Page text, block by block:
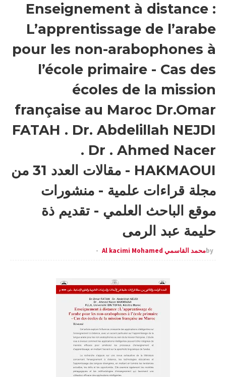
Enseignement à distance :
L’apprentissage de l’arabe
pour les non-arabophones à
l’école primaire - Cas des
écoles de la mission
française au Maroc Dr.Omar
FATAH . Dr. Abdelillah NEJDI
. Dr . Ahmed Nacer
HAKMAOUI - مقالات العدد 31 من
مجلة قراءات علمية - منشورات
موقع الباحث العلمي - تقديم ذة
حليمة عبد الرمى
byمحمد القاسمي Al kacimi Mohamed